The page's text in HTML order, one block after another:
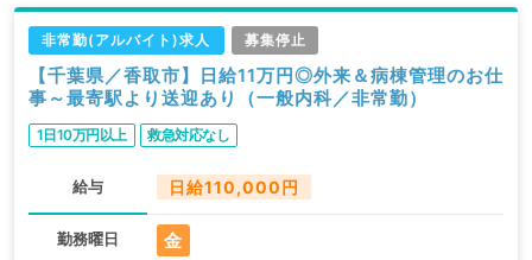
非常勤(アルバイト)求人 募集停止
【千葉県／香取市】日給11万円◎外来＆病棟管理のお仕
事～最寄駅より送迎あり（一般内科／非常勤）
1日10万円以上 救急対応なし
給与 日給110,000円
勤務曜日 金